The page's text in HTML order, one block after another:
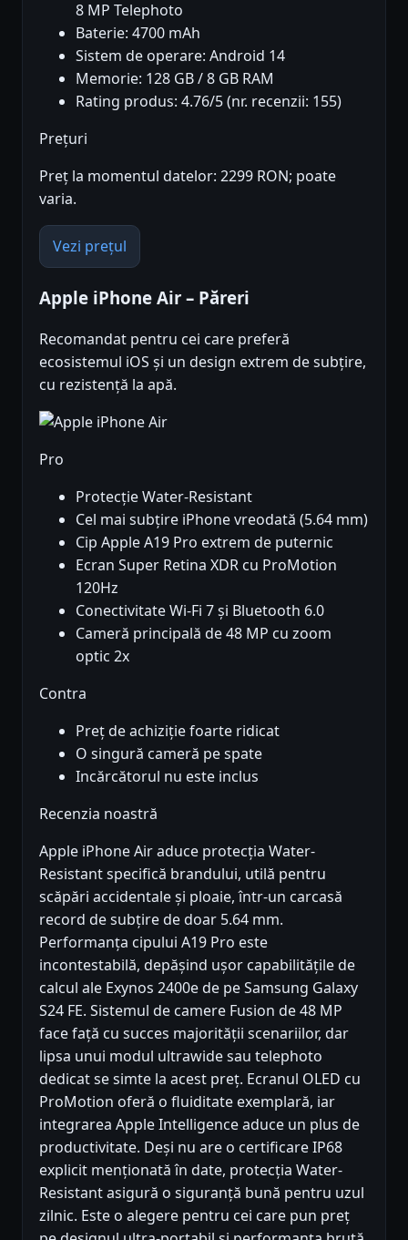
8 MP Telephoto
Baterie: 4700 mAh
Sistem de operare: Android 14
Memorie: 128 GB / 8 GB RAM
Rating produs: 4.76/5 (nr. recenzii: 155)
Prețuri
Preț la momentul datelor: 2299 RON; poate
varia.
Vezi prețul
Apple iPhone Air – Păreri
Recomandat pentru cei care preferă
ecosistemul iOS și un design extrem de subțire,
cu rezistență la apă.
Pro
Protecție Water-Resistant
Cel mai subțire iPhone vreodată (5.64 mm)
Cip Apple A19 Pro extrem de puternic
Ecran Super Retina XDR cu ProMotion
120Hz
Conectivitate Wi-Fi 7 și Bluetooth 6.0
Cameră principală de 48 MP cu zoom
optic 2x
Contra
Preț de achiziție foarte ridicat
O singură cameră pe spate
Incărcătorul nu este inclus
Recenzia noastră
Apple iPhone Air aduce protecția Water-
Resistant specifică brandului, utilă pentru
scăpări accidentale și ploaie, într-un carcasă
record de subțire de doar 5.64 mm.
Performanța cipului A19 Pro este
incontestabilă, depășind ușor capabilitățile de
calcul ale Exynos 2400e de pe Samsung Galaxy
S24 FE. Sistemul de camere Fusion de 48 MP
face față cu succes majorității scenariilor, dar
lipsa unui modul ultrawide sau telephoto
dedicat se simte la acest preț. Ecranul OLED cu
ProMotion oferă o fluiditate exemplară, iar
integrarea Apple Intelligence aduce un plus de
productivitate. Deși nu are o certificare IP68
explicit menționată în date, protecția Water-
Resistant asigură o siguranță bună pentru uzul
zilnic. Este o alegere pentru cei care pun preț